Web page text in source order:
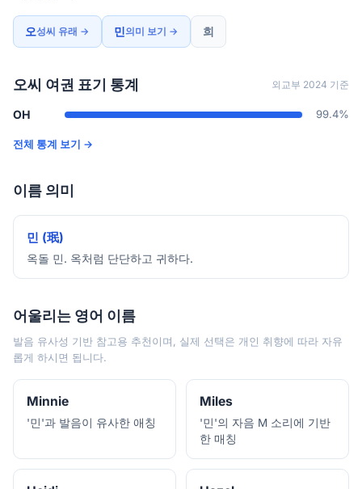
오성씨 유래 → 민의미 보기 → 희
오씨 여권 표기 통계 외교부 2024 기준
OH 99.4%
전체 통계 보기 →
이름 의미
민 (珉)
옥돌 민. 옥처럼 단단하고 귀하다.
어울리는 영어 이름
발음 유사성 기반 참고용 추천이며, 실제 선택은 개인 취향에 따라 자유
롭게 하시면 됩니다.
Minnie
'민'과 발음이 유사한 애칭
Miles
'민'의 자음 M 소리에 기반
한 매칭